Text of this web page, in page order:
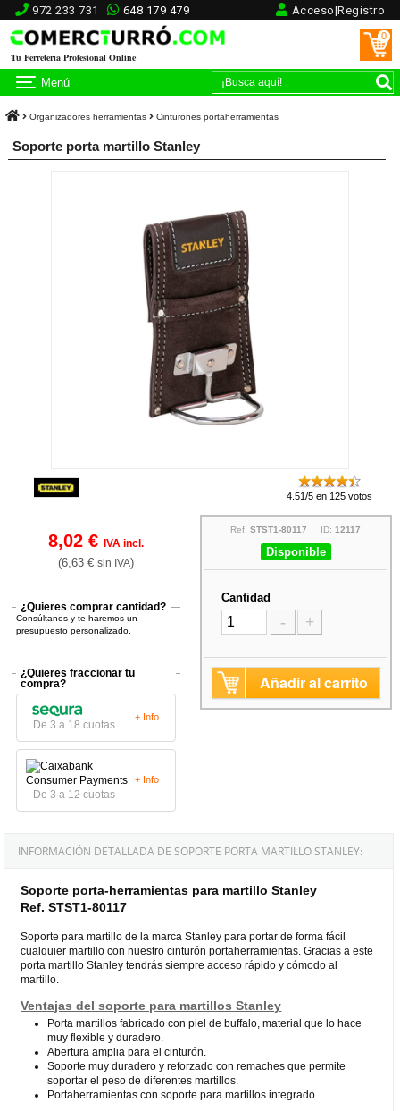
972 233 731 648 179 479 Acceso|Registro
Tu Ferretería Profesional Online
0
Menú
Organizadores herramientas Cinturones portaherramientas
Soporte porta martillo Stanley
4.51/5 en 125 votos
8,02 €IVA incl.
(6,63 €sin IVA)
¿Quieres comprar cantidad?
Consúltanos y te haremos un
presupuesto personalizado.
¿Quieres fraccionar tu
compra?
De 3 a 18 cuotas
+ Info
De 3 a 12 cuotas
+ Info
Ref:STST1-80117 ID:12117
Disponible
Cantidad
- +
Añadir al carrito
INFORMACIÓN DETALLADA DE SOPORTE PORTA MARTILLO STANLEY:
Soporte porta-herramientas para martillo Stanley
Ref. STST1-80117
Soporte para martillo de la marca Stanley para portar de forma fácil
cualquier martillo con nuestro cinturón portaherramientas. Gracias a este
porta martillo Stanley tendrás siempre acceso rápido y cómodo al
martillo.
Ventajas del soporte para martillos Stanley
Porta martillos fabricado con piel de buffalo, material que lo hace
muy flexible y duradero.
Abertura amplia para el cinturón.
Soporte muy duradero y reforzado con remaches que permite
soportar el peso de diferentes martillos.
Portaherramientas con soporte para martillos integrado.